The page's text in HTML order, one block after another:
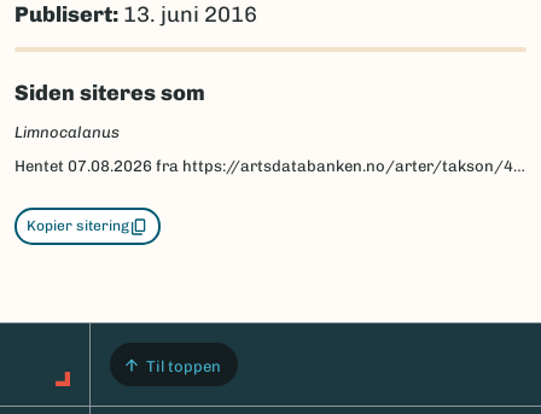
Publisert: 13. juni 2016
Siden siteres som
Limnocalanus
Hentet 07.08.2026 fra https://artsdatabanken.no/arter/takson/4692/beskrivelse
Kopier sitering
Til toppen